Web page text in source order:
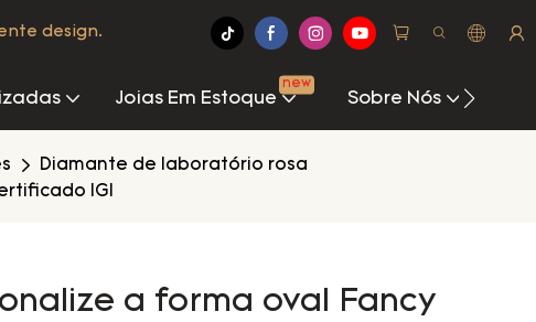
design.
Joias Em Estoque
new
Sobre Nós
Diamante de laboratório rosa
IGI
a forma oval Fancy